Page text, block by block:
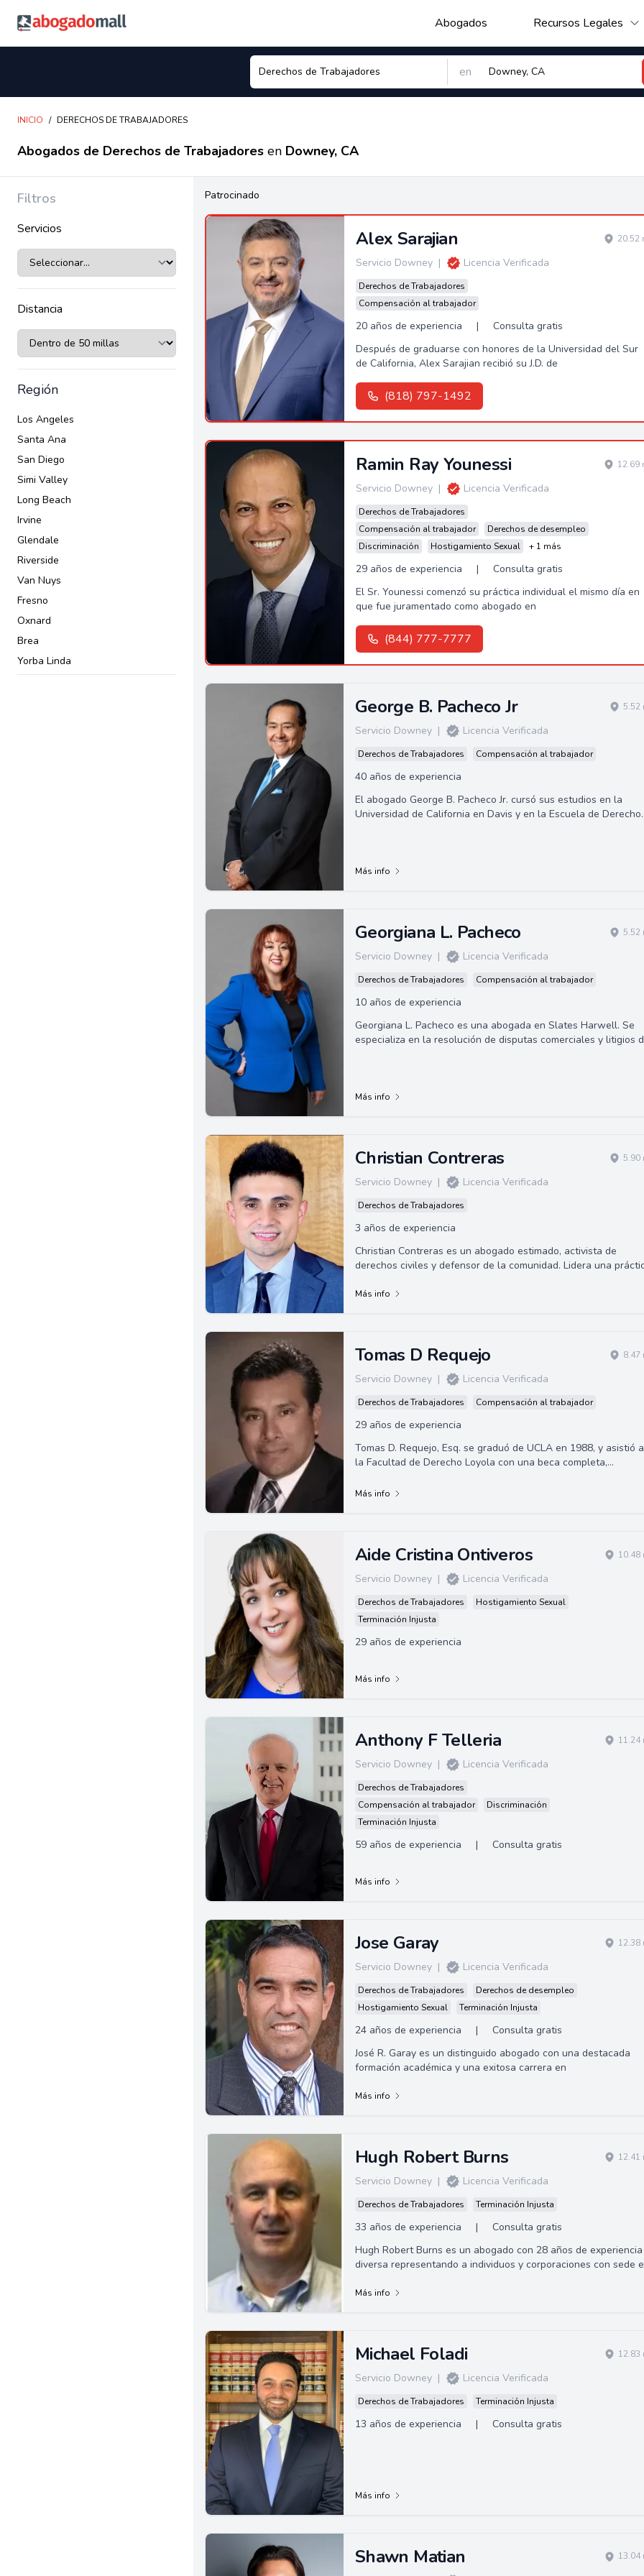
Abogadomall Abogados Recursos Legales
en
INICIO / DERECHOS DE TRABAJADORES
Abogados de Derechos de Trabajadores en Downey, CA
Filtros
Servicios
Distancia
Región
Los Angeles
Santa Ana
San Diego
Simi Valley
Long Beach
Irvine
Glendale
Riverside
Van Nuys
Fresno
Oxnard
Brea
Yorba Linda
Patrocinado
Alex Sarajian
Servicio Downey | Licencia Verificada
Derechos de Trabajadores
Compensación al trabajador
20 años de experiencia | Consulta gratis
20.52
Después de graduarse con honores de la Universidad del Sur
de California, Alex Sarajian recibió su J.D. de
(818) 797-1492
Ramin Ray Younessi
Servicio Downey | Licencia Verificada
Derechos de Trabajadores
Compensación al trabajador
Derechos de desempleo
Discriminación
Hostigamiento Sexual + 1 más
29 años de experiencia | Consulta gratis
12.69
El Sr. Younessi comenzó su práctica individual el mismo día en
que fue juramentado como abogado en
(844) 777-7777
George B. Pacheco Jr
Servicio Downey | Licencia Verificada
Derechos de Trabajadores Compensación al trabajador
40 años de experiencia
5.52
El abogado George B. Pacheco Jr. cursó sus estudios en la
Universidad de California en Davis y en la Escuela de Derecho
Más info
Georgiana L. Pacheco
Servicio Downey | Licencia Verificada
Derechos de Trabajadores Compensación al trabajador
10 años de experiencia
5.52
Georgiana L. Pacheco es una abogada en Slates Harwell. Se
especializa en la resolución de disputas comerciales y litigios
Más info
Christian Contreras
Servicio Downey | Licencia Verificada
Derechos de Trabajadores
3 años de experiencia
5.90
Christian Contreras es un abogado estimado, activista de
derechos civiles y defensor de la comunidad. Lidera una
Más info
Tomas D Requejo
Servicio Downey | Licencia Verificada
Derechos de Trabajadores Compensación al trabajador
29 años de experiencia
8.47
Tomas D. Requejo, Esq. se graduó de UCLA en 1988, y asistió a
la Facultad de Derecho Loyola con una beca completa,
Más info
Aide Cristina Ontiveros
Servicio Downey | Licencia Verificada
Derechos de Trabajadores
Hostigamiento Sexual
Terminación Injusta
29 años de experiencia
10.48
Más info
Anthony F Telleria
Servicio Downey | Licencia Verificada
Derechos de Trabajadores
Compensación al trabajador
Discriminación
Terminación Injusta
59 años de experiencia | Consulta gratis
11.24
Más info
Jose Garay
Servicio Downey | Licencia Verificada
Derechos de Trabajadores
Derechos de desempleo
Hostigamiento Sexual
Terminación Injusta
24 años de experiencia | Consulta gratis
12.38
José R. Garay es un distinguido abogado con una destacada
formación académica y una exitosa carrera en
Más info
Hugh Robert Burns
Servicio Downey | Licencia Verificada
Derechos de Trabajadores Terminación Injusta
33 años de experiencia | Consulta gratis
12.41
Hugh Robert Burns es un abogado con 28 años de experiencia
diversa representando a individuos y corporaciones con sede en
Latina, posee habilidades para asistir a clientes de habla
Más info
Michael Foladi
Servicio Downey | Licencia Verificada
Derechos de Trabajadores Terminación Injusta
13 años de experiencia | Consulta gratis
12.83
Más info
Shawn Matian 13.04